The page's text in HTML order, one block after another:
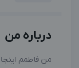
درباره من
من فاطمم